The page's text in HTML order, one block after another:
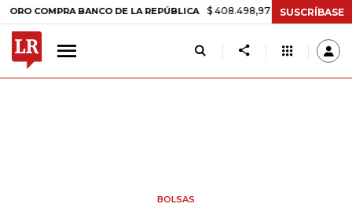
BANCO DE LA REPÚBLICA $ 408.498,97 +$ 8.753,81 +2,19%
SUSCRÍBASE
BOLSAS